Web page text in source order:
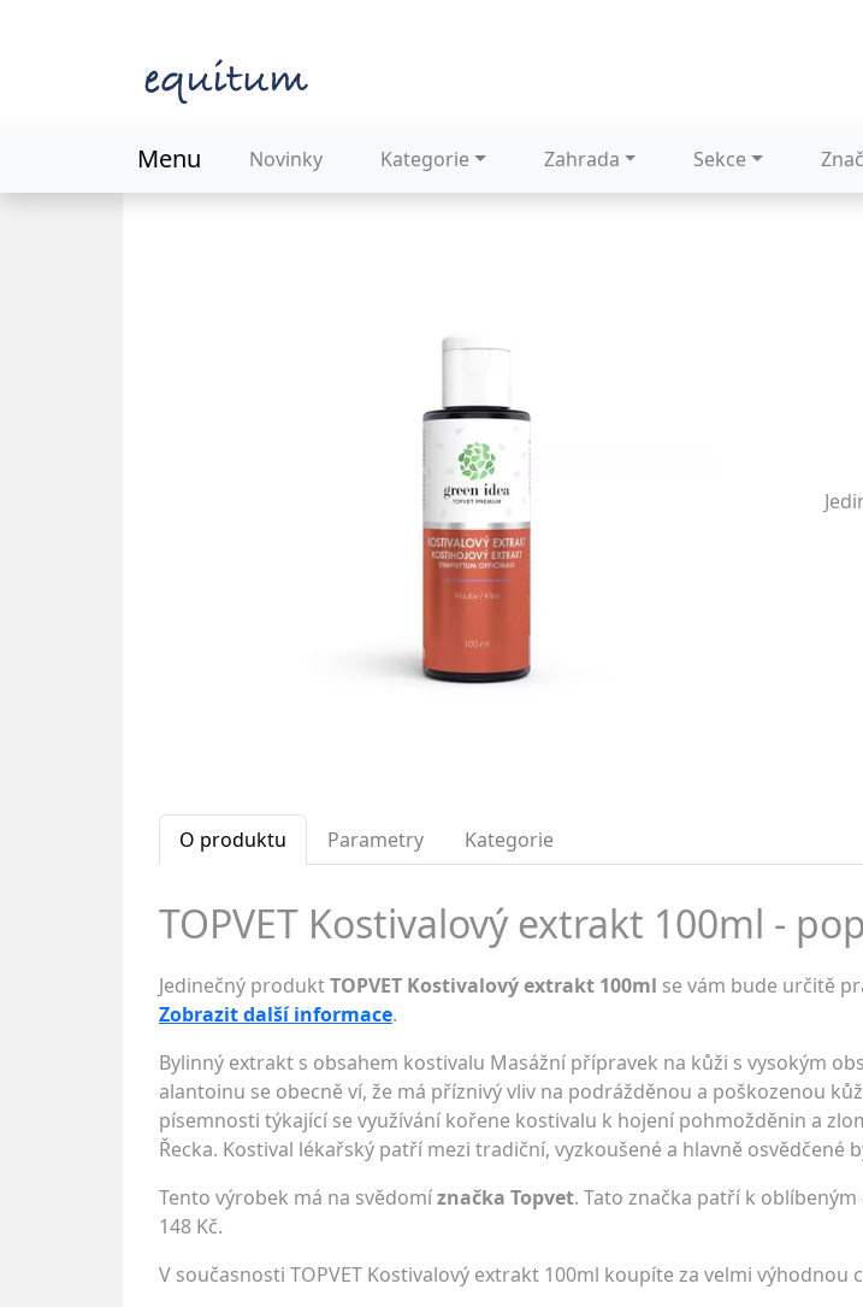
Menu Novinky Kategorie Zahrada Sekce
O produktu Parametry Kategorie
TOPVET Kostivalový extrakt 100ml -
Jedinečný produktTOPVET Kostivalový extrakt 100ml se vám bude určitě
Zobrazit další informace.
Bylinný extrakt s obsahem kostivalu Masážní přípravek na kůži s vysokým
alantoinu se obecně ví, že má příznivý vliv na podrážděnou a poškozenou
písemnosti týkající se využívání kořene kostivalu k hojení pohmožděnin a
Řecka. Kostival lékařský patří mezi tradiční, vyzkoušené a hlavně osvědčené
Tento výrobek má na svědomíznačka Topvet. Tato značka patří k
148 Kč.
V současnosti TOPVET Kostivalový extrakt 100ml koupíte za velmi výhodnou